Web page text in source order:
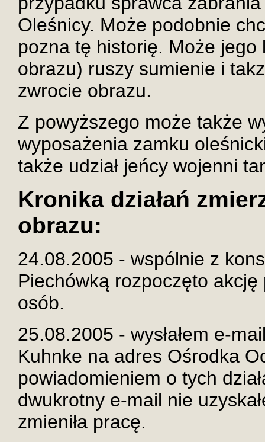
Oleśnicy. Może podobnie
pozna tę historię. Może jego
obrazu) ruszy sumienie i
zwrocie obrazu.
Z powyższego może także
wyposażenia zamku
także udział jeńcy wojenni
Kronika działań
obrazu:
24.08.2005 - wspólnie z
Piechówką rozpoczęto
osób.
25.08.2005 - wysłałem e-
Kuhnke na adres Ośrodka
powiadomieniem o tych
dwukrotny e-mail nie
zmieniła pracę.